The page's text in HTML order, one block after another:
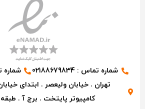
شماره تماس : 02188679834
شماره تماس
تهران . خیابان ولیعصر . ابتدای
کامپیوتر پایتخت . برج آ . طبقه ۷ . واحد ۷۰۳